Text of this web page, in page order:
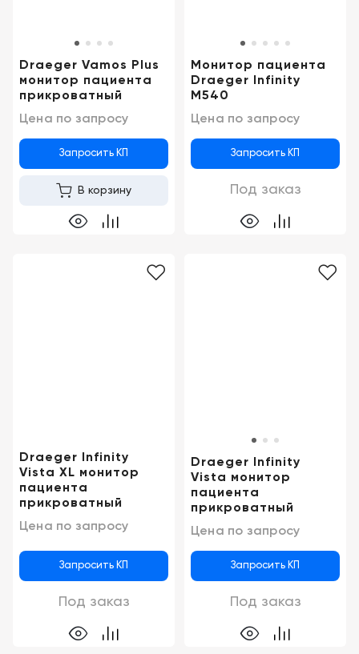
Draeger Vamos Plus
монитор пациента
прикроватный
Цена по запросу
Запросить КП
В корзину
Монитор пациента
Draeger Infinity
M540
Цена по запросу
Запросить КП
Под заказ
Draeger Infinity
Vista XL монитор
пациента
прикроватный
Цена по запросу
Запросить КП
Под заказ
Draeger Infinity
Vista монитор
пациента
прикроватный
Цена по запросу
Запросить КП
Под заказ